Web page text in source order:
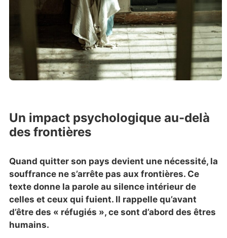
Un impact psychologique au-delà
des frontières
Quand quitter son pays devient une nécessité, la
souffrance ne s’arrête pas aux frontières. Ce
texte donne la parole au silence intérieur de
celles et ceux qui fuient. Il rappelle qu’avant
d’être des « réfugiés », ce sont d’abord des êtres
humains.